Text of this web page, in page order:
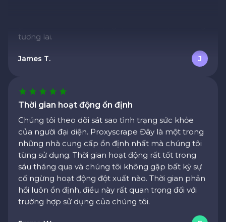
James T.
Thời gian hoạt động ổn định
Chúng tôi theo dõi sát sao tình trạng sức khỏe
của người đại diện. Proxyscrape Đây là một trong
những nhà cung cấp ổn định nhất mà chúng tôi
từng sử dụng. Thời gian hoạt động rất tốt trong
sáu tháng qua và chúng tôi không gặp bất kỳ sự
cố ngừng hoạt động đột xuất nào. Thời gian phản
hồi luôn ổn định, điều này rất quan trọng đối với
trường hợp sử dụng của chúng tôi.
Emma W.